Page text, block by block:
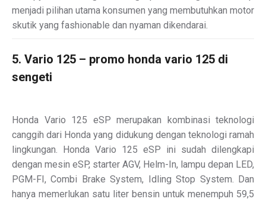
menjadi pilihan utama konsumen yang membutuhkan motor
skutik yang fashionable dan nyaman dikendarai.
5. Vario 125 – promo honda vario 125 di
sengeti
Honda Vario 125 eSP merupakan kombinasi teknologi
canggih dari Honda yang didukung dengan teknologi ramah
lingkungan. Honda Vario 125 eSP ini sudah dilengkapi
dengan mesin eSP, starter AGV, Helm-In, lampu depan LED,
PGM-FI, Combi Brake System, Idling Stop System. Dan
hanya memerlukan satu liter bensin untuk menempuh 59,5